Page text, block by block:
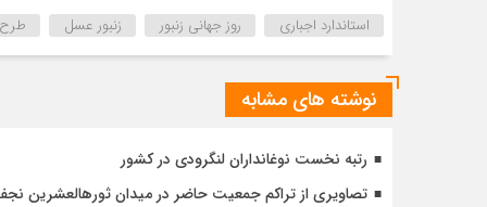
استاندارد اجباری روز جهانی زنبور زنبور عسل طرح
نوشته های مشابه
رتبه نخست نوغانداران لنگرودی در کشور
تصاویری از تراکم جمعیت حاضر در میدان ثورهالعشرین